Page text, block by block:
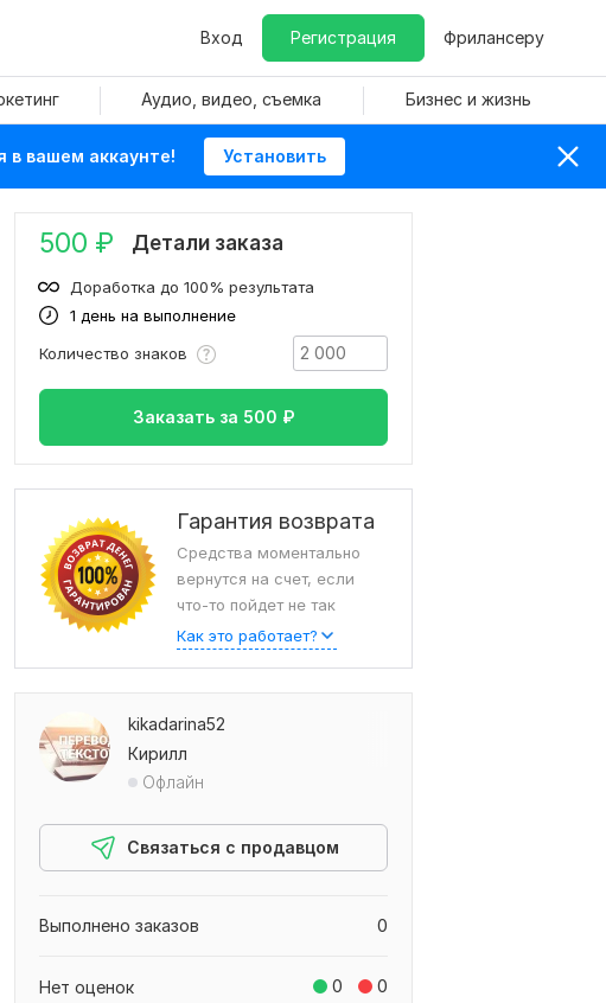
Вход Регистрация Фрилансеру
Аудио, видео, съемка Бизнес и жизнь
в вашем аккаунте! Установить
500 ₽ Детали заказа
1 день на выполнение
Доработка до 100% результата
Количество знаков
Заказать за 500 ₽
Гарантия возврата
Средства моментально
вернутся на счет, если
что-то пойдет не так
Как это работает?
kikadarina52
Кирилл
Офлайн
Связаться с продавцом
0
Выполнено заказов
0 0
Нет оценок